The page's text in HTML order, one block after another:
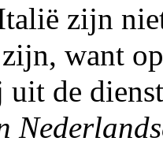
zijn
want
de